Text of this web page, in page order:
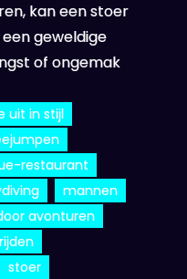
kan een stoer
geweldige
of ongemak
uit in stijl
restaurant
mannen
avonturen
stoer